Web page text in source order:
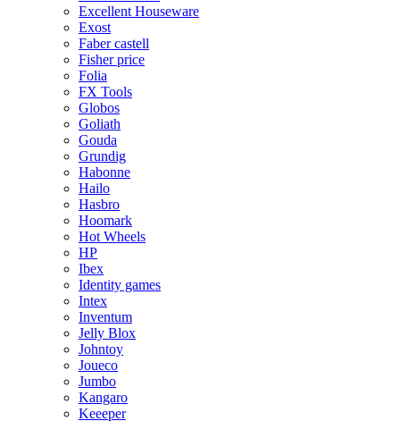
Excellent Houseware
Exost
Faber castell
Fisher price
Folia
FX Tools
Globos
Goliath
Gouda
Grundig
Habonne
Hailo
Hasbro
Hoomark
Hot Wheels
HP
Ibex
Identity games
Intex
Inventum
Jelly Blox
Johntoy
Joueco
Jumbo
Kangaro
Keeeper